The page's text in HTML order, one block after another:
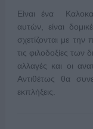
Είναι ένα
αυτών, είναι
σχετίζονται με
τις φιλοδοξίες
αλλαγές και οι
Αντιθέτως θα
εκπλήξεις.